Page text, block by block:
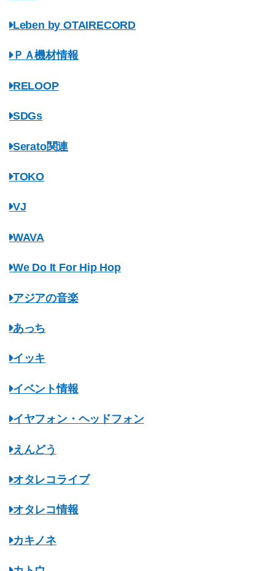
Leben by OTAIRECORD
ＰＡ機材情報
RELOOP
SDGs
Serato関連
TOKO
VJ
WAVA
We Do It For Hip Hop
アジアの音楽
あっち
イッキ
イベント情報
イヤフォン・ヘッドフォン
えんどう
オタレコライブ
オタレコ情報
カキノネ